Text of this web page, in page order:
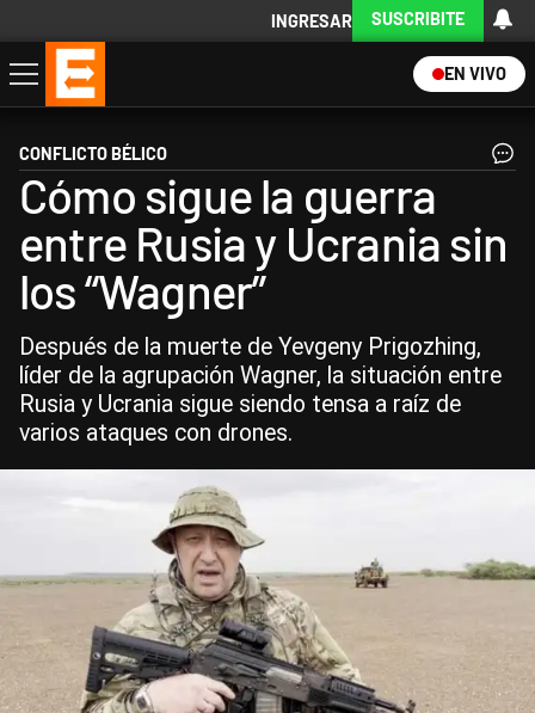
INGRESAR SUSCRIBITE
EN VIVO
Economía
Política
Internacional
Actualidad
Descargá la App
CONFLICTO BÉLICO
Cómo sigue la guerra
entre Rusia y Ucrania sin
los “Wagner”
Después de la muerte de Yevgeny Prigozhing,
líder de la agrupación Wagner, la situación entre
Rusia y Ucrania sigue siendo tensa a raíz de
varios ataques con drones.